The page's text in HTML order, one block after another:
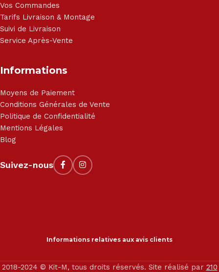
Vos Commandes
Tarifs Livraison & Montage
Suivi de Livraison
Service Après-Vente
Informations
Moyens de Paiement
Conditions Générales de Vente
Politique de Confidentialité
Mentions Légales
Blog
Suivez-nous
Informations relatives aux avis clients
2018-2024 © Kit-M, tous droits réservés. Site réalisé par 210